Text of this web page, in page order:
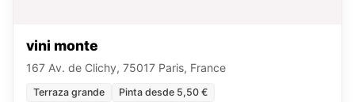
vini monte
167 Av. de Clichy, 75017 Paris, France
Terraza grande Pinta desde 5,50 €